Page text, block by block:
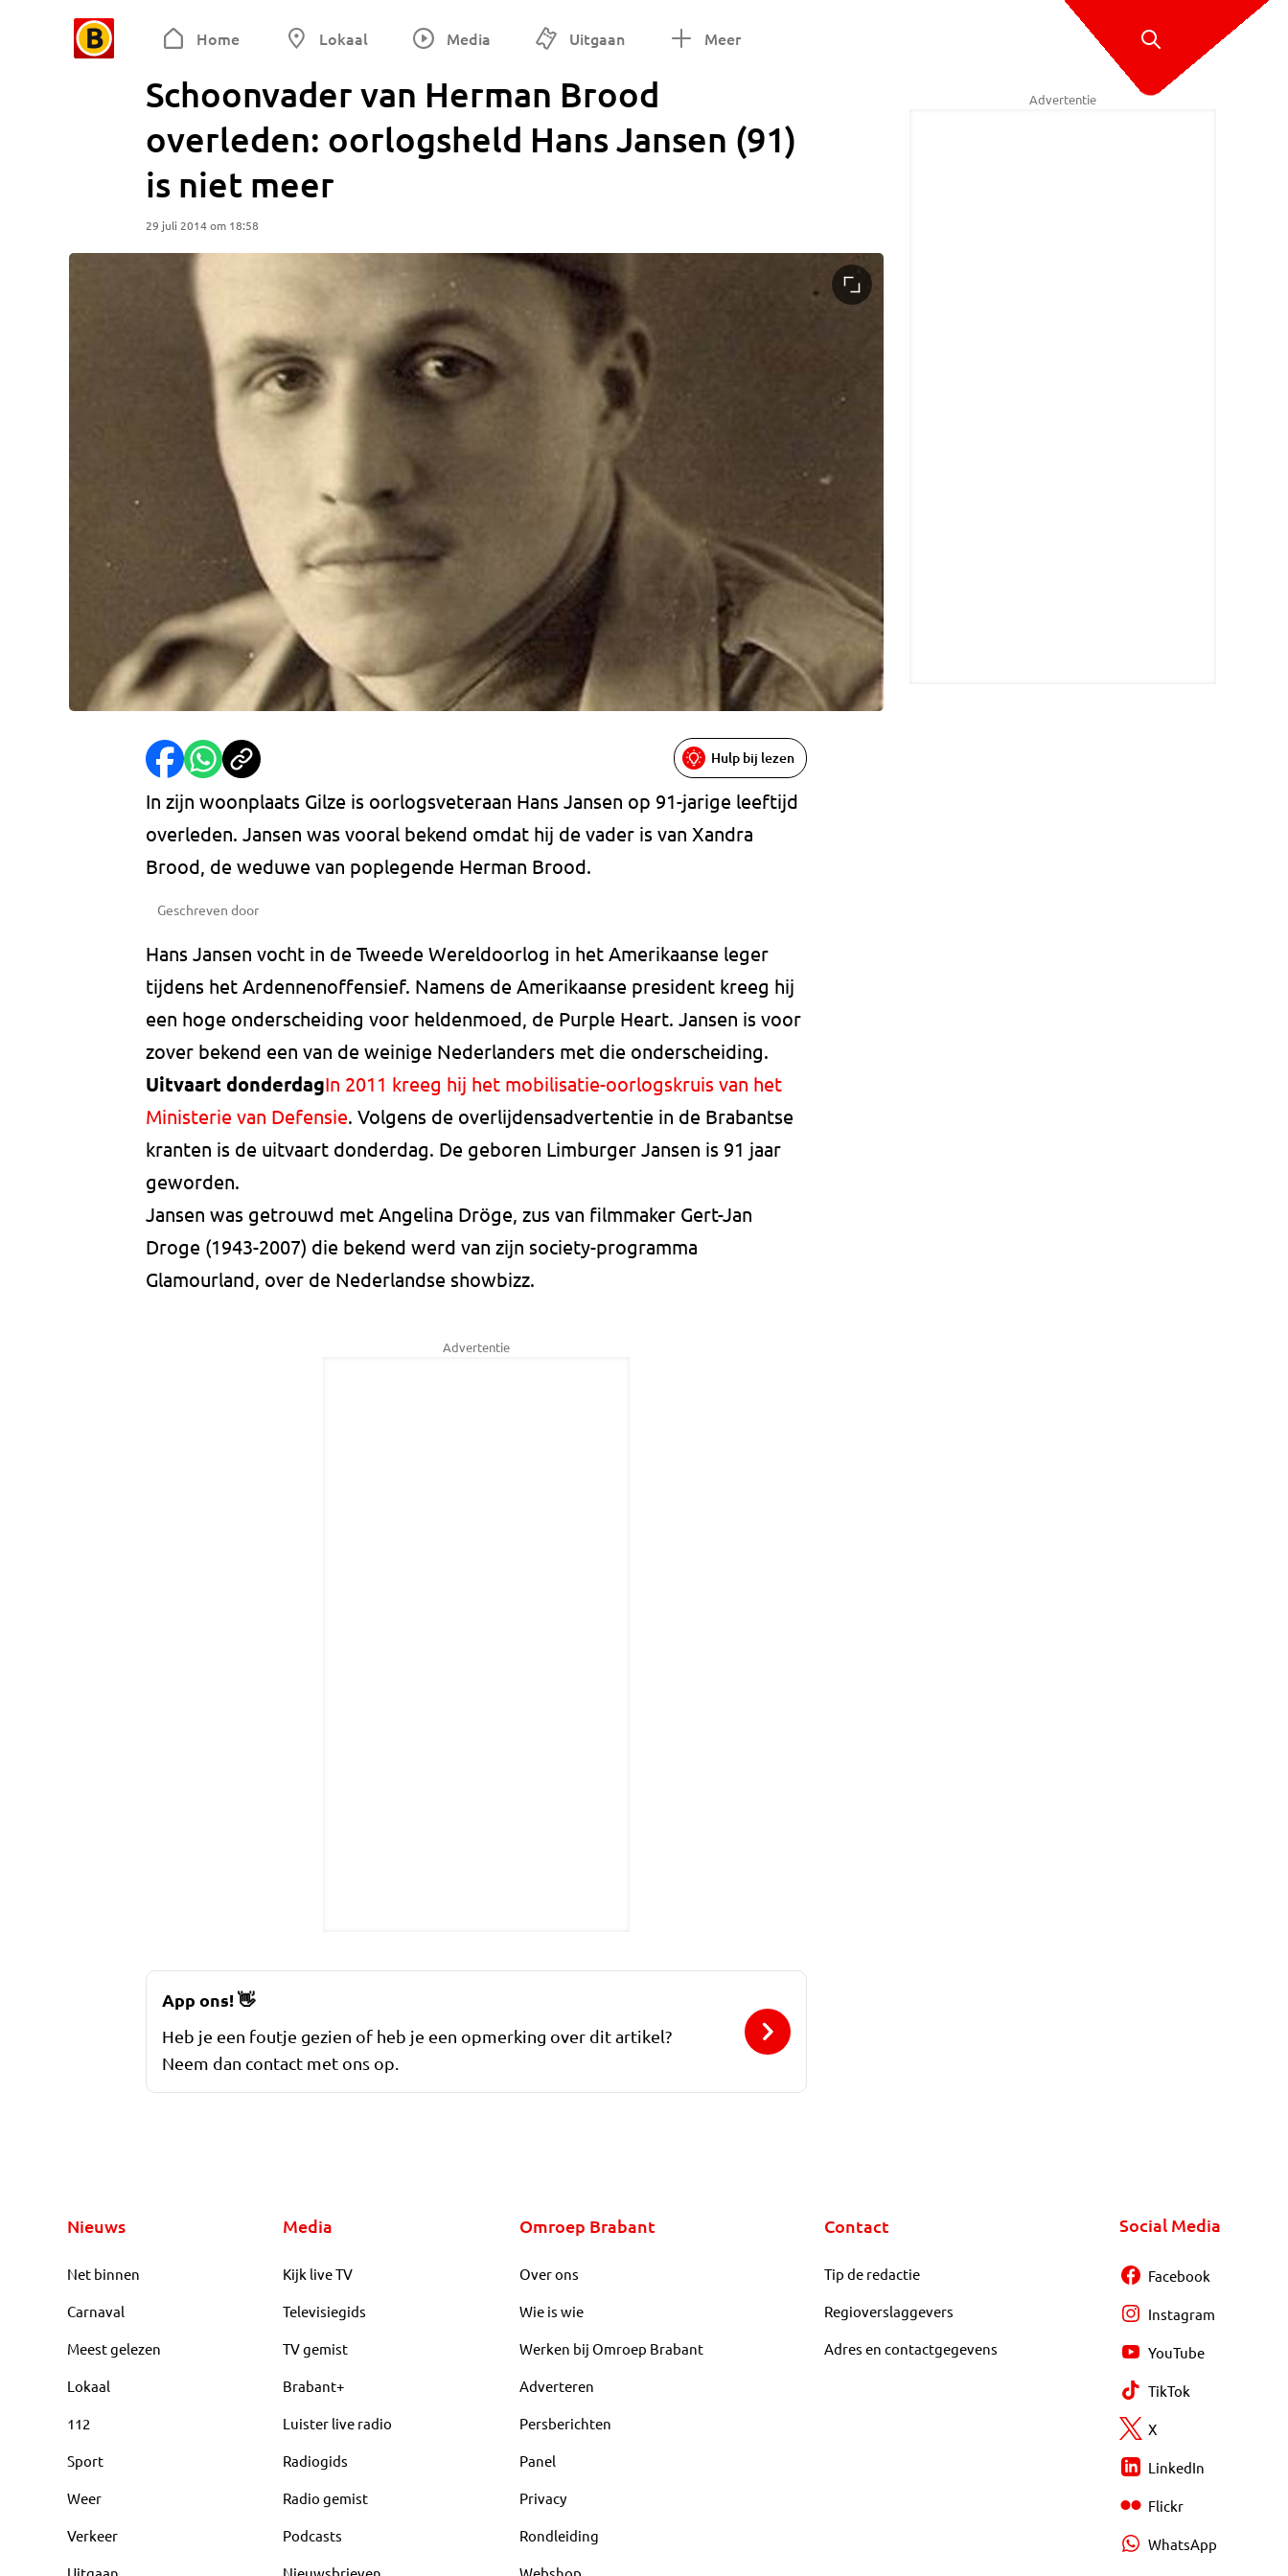
Home Lokaal Media Uitgaan Meer
Schoonvader van Herman Brood
overleden: oorlogsheld Hans Jansen (91)
is niet meer
29 juli 2014 om 18:58
Hulp bij lezen
In zijn woonplaats Gilze is oorlogsveteraan Hans Jansen op 91-jarige leeftijd
overleden. Jansen was vooral bekend omdat hij de vader is van Xandra
Brood, de weduwe van poplegende Herman Brood.
Geschreven door
Hans Jansen vocht in de Tweede Wereldoorlog in het Amerikaanse leger
tijdens het Ardennenoffensief. Namens de Amerikaanse president kreeg hij
een hoge onderscheiding voor heldenmoed, de Purple Heart. Jansen is voor
zover bekend een van de weinige Nederlanders met die onderscheiding.
Uitvaart donderdagIn 2011 kreeg hij het mobilisatie-oorlogskruis van het
Ministerie van Defensie. Volgens de overlijdensadvertentie in de Brabantse
kranten is de uitvaart donderdag. De geboren Limburger Jansen is 91 jaar
geworden.
Jansen was getrouwd met Angelina Dröge, zus van filmmaker Gert-Jan
Droge (1943-2007) die bekend werd van zijn society-programma
Glamourland, over de Nederlandse showbizz.
Advertentie
Advertentie
App ons!👋
Heb je een foutje gezien of heb je een opmerking over dit artikel?
Neem dan contact met ons op.
Nieuws
Net binnen
Carnaval
Meest gelezen
Lokaal
112
Sport
Weer
Verkeer
Media
Kijk live TV
Televisiegids
TV gemist
Brabant+
Luister live radio
Radiogids
Radio gemist
Podcasts
Omroep Brabant
Over ons
Wie is wie
Werken bij Omroep Brabant
Adverteren
Persberichten
Panel
Privacy
Rondleiding
Contact
Tip de redactie
Regioverslaggevers
Adres en contactgegevens
Social Media
Facebook
Instagram
YouTube
TikTok
X
LinkedIn
Flickr
WhatsApp